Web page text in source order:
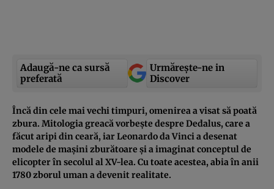
Adaugă-ne ca sursă
preferată
Urmărește-ne in
Discover
Încă din cele mai vechi timpuri, omenirea a visat să poată
zbura. Mitologia greacă vorbește despre Dedalus, care a
făcut aripi din ceară, iar Leonardo da Vinci a desenat
modele de mașini zburătoare și a imaginat conceptul de
elicopter în secolul al XV-lea. Cu toate acestea, abia în anii
1780 zborul uman a devenit realitate.